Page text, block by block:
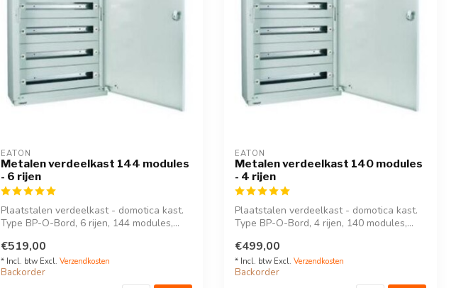
EATON
Metalen verdeelkast 144 modules
- 6 rijen
Plaatstalen verdeelkast - domotica kast.
Type BP-O-Bord, 6 rijen, 144 modules,...
€519,00
* Incl. btw Excl. Verzendkosten
Backorder
EATON
Metalen verdeelkast 140 modules
- 4 rijen
Plaatstalen verdeelkast - domotica kast.
Type BP-O-Bord, 4 rijen, 140 modules,...
€499,00
* Incl. btw Excl. Verzendkosten
Backorder